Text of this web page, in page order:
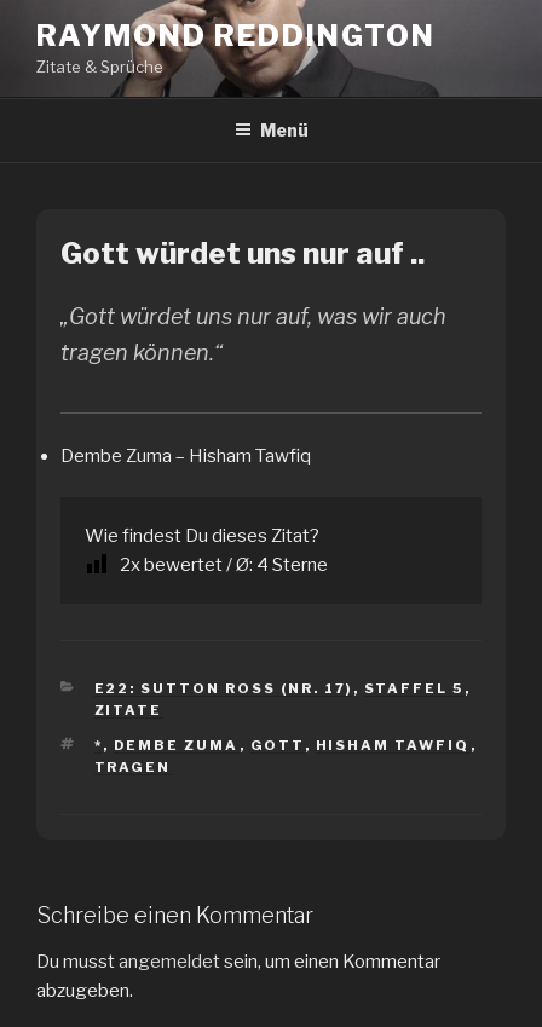
Inhalt
springen
RAYMOND REDDINGTON
Zitate & Sprüche
Menü
Gott würdet uns nur auf ..
„Gott würdet uns nur auf, was wir auch
tragen können.“
Dembe Zuma – Hisham Tawfiq
Wie findest Du dieses Zitat?
2x bewertet / Ø: 4 Sterne
KATEGORIEN
E22: SUTTON ROSS (NR. 17) , STAFFEL 5 ,
ZITATE
SCHLAGWÖRTER
* , DEMBE ZUMA , GOTT , HISHAM TAWFIQ ,
TRAGEN
Schreibe einen Kommentar
Du musstangemeldetsein, um einen Kommentar
abzugeben.